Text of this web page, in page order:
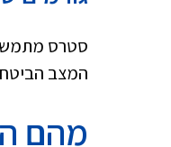
סטרס
המצב
מהם